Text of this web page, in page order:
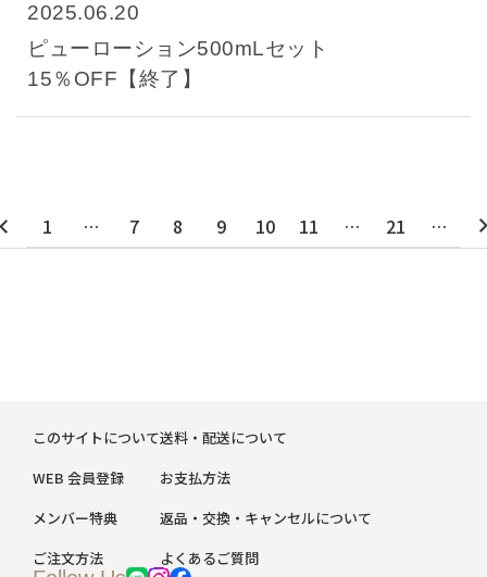
2025.06.20
ピューローション500mLセット
15％OFF【終了】
1 … 7 8 9 10 11 … 21 …
このサイトについて
WEB 会員登録
メンバー特典
ご注文方法
送料・配送について
お支払方法
返品・交換・キャンセルについて
よくあるご質問